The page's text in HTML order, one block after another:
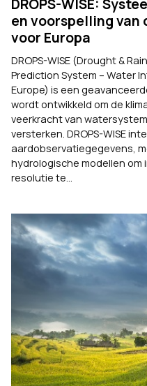
DROPS-WISE:
en voorspelling van
voor Europa
DROPS-WISE (Drought &
Prediction System – Water
Europe) is een
wordt ontwikkeld om de
veerkracht van
versterken. DROPS-WISE
aardobservatiegegevens,
hydrologische modellen om
resolutie te...